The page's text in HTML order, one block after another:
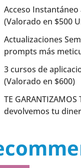
Acceso Instantáneo
(Valorado en $500
Actualizaciones
prompts más
3 cursos de
(Valorado en $600)
TE
devolvemos tu